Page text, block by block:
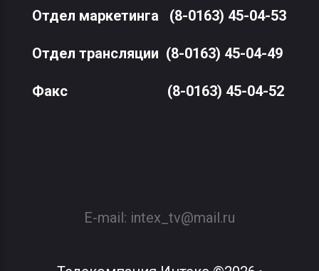
Отдел маркетинга (8-0163) 45-04-53
Отдел трансляции (8-0163) 45-04-49
Факс(8-0163) 45-04-52
E-mail: intex_tv@mail.ru